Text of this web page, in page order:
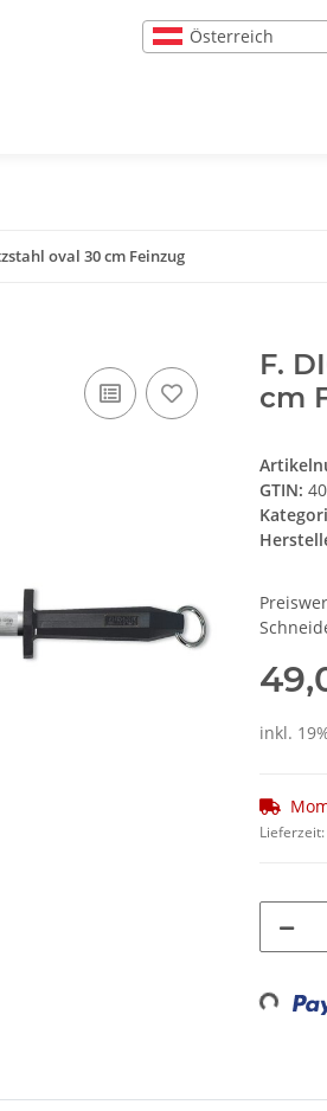
Österreich
oval 30 cm Feinzug
F.
cm
GTIN:
inkl.
Lieferzeit:
Loading...